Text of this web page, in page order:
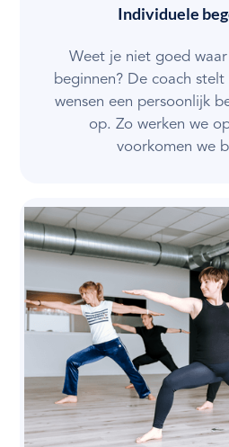
Individuele
Weet je niet goed
beginnen? De coach
wensen een persoonlijk
op. Zo werken we
voorkomen we